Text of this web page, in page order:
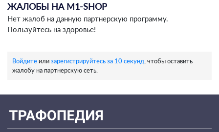
ЖАЛОБЫ НА M1-SHOP
Нет жалоб на данную партнерскую программу.
Пользуйтесь на здоровье!
Войдите илизарегистрируйтесь за 10 секунд , чтобы оставить
жалобу на партнерскую сеть.